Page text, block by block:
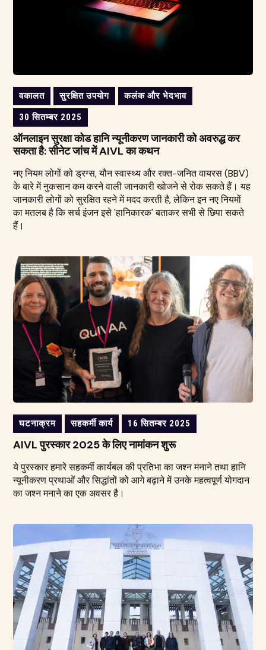
वकालत सुरक्षित उपयोग
कलंक और भेदभाव
30 सितम्बर 2025
ऑनलाइन सुरक्षा कोड हानि न्यूनीकरण जानकारी को अवरुद्ध कर
सकता है: सीनेट जांच में AIVL का कथन
नए नियम लोगों को ड्रग्स, यौन स्वास्थ्य और रक्त-जनित वायरस (BBV)
के बारे में नुकसान कम करने वाली जानकारी खोजने से रोक सकते हैं। यह
जानकारी लोगों को सुरक्षित रहने में मदद करती है, लेकिन इन नए नियमों
का मतलब है कि सर्च इंजन इसे 'हानिकारक' बताकर सभी से छिपा सकते
हैं।
घटनाक्रम सहकर्मी कार्य 16 सितम्बर 2025
AIVL पुरस्कार 2025 के लिए नामांकन शुरू
ये पुरस्कार हमारे सहकर्मी कार्यबल की प्रतिभा का जश्न मनाने तथा हानि
न्यूनीकरण प्रथाओं और सिद्धांतों को आगे बढ़ाने में उनके महत्वपूर्ण योगदान
का जश्न मनाने का एक अवसर है।